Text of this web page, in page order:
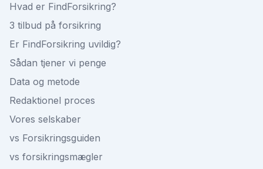
Hvad er FindForsikring?
3 tilbud på forsikring
Er FindForsikring uvildig?
Sådan tjener vi penge
Data og metode
Redaktionel proces
Vores selskaber
vs Forsikringsguiden
vs forsikringsmægler